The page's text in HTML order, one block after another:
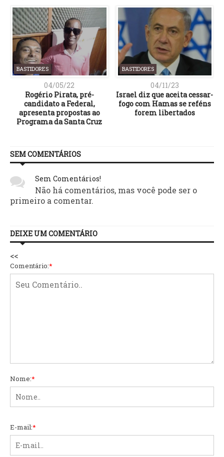
BASTIDORES
04/05/22
Rogério Pirata, pré-
candidato a Federal,
apresenta propostas ao
Programa da Santa Cruz
BASTIDORES
04/11/23
Israel diz que aceita cessar-
fogo com Hamas se reféns
forem libertados
SEM COMENTÁRIOS
Sem Comentários!
Não há comentários, mas você pode ser o
primeiro a comentar.
DEIXE UM COMENTÁRIO
<<
Comentário:*
Nome:*
E-mail:*